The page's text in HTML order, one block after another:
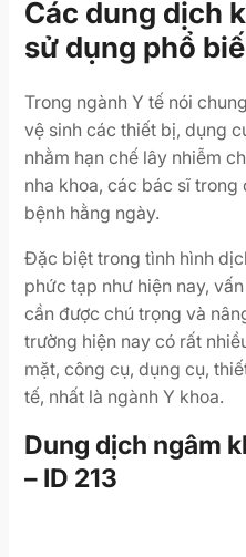
Các dung dịch
sử dụng phổ
Trong ngành Y tế nói
vệ sinh các thiết bị, dụng
nhằm hạn chế lây nhiễm
nha khoa, các bác sĩ
bệnh hằng ngày.
Đặc biệt trong tình hình
phức tạp như hiện nay,
cần được chú trọng và
trường hiện nay có rất
mặt, công cụ, dụng cụ,
tế, nhất là ngành Y khoa.
Dung dịch ngâm
– ID 213